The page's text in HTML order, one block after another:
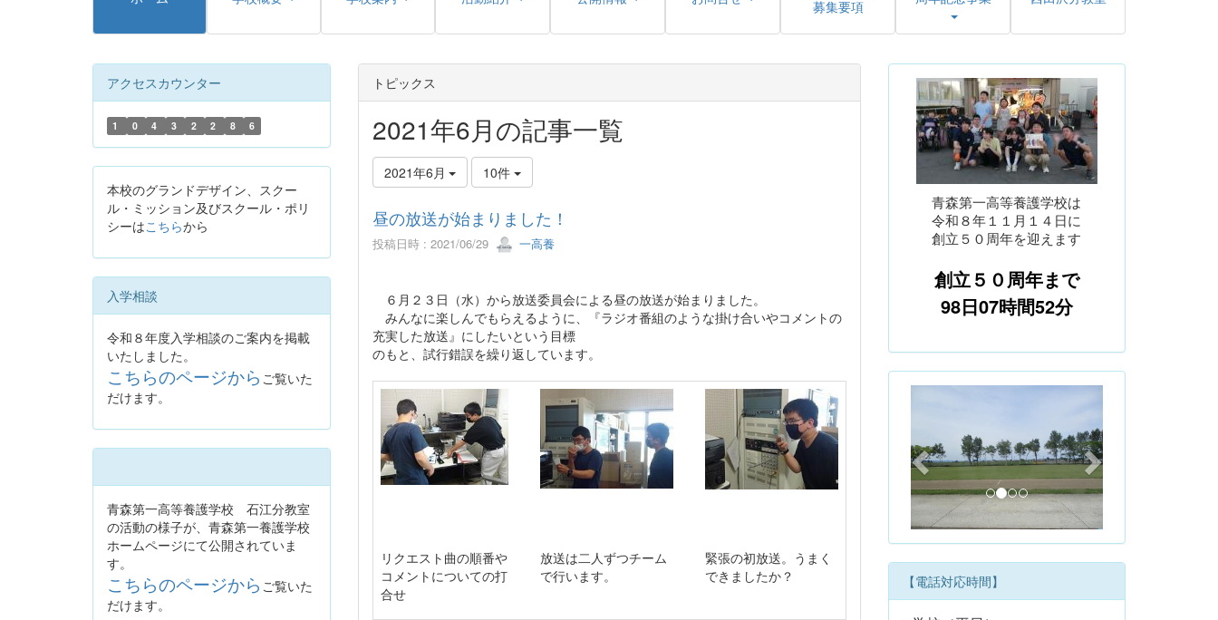
募集要項
トピックス
2021年6月の記事一覧
2021年6月 10件
昼の放送が始まりました！
投稿日時 : 2021/06/29 一高養
６月２３日（水）から放送委員会による昼の放送が始まりました。
みんなに楽しんでもらえるように、『ラジオ番組のような掛け合いやコメントの
充実した放送』にしたいという目標
のもと、試行錯誤を繰り返しています。
リクエスト曲の順番や
コメントについての打
合せ
放送は二人ずつチーム
で行います。
緊張の初放送。うまく
できましたか？
アクセスカウンター
1 0 4 3 2 2 8 6
本校のグランドデザイン、スクー
ル・ミッション及びスクール・ポリ
シーはこちらから
入学相談
令和８年度入学相談のご案内を掲載
いたしました。
こちらのページから ご覧いた
だけます。
青森第一高等養護学校 石江分教室
の活動の様子が、青森第一養護学校
ホームページにて公開されていま
す。
こちらのページから ご覧いた
だけます。
青森第一高等養護学校は
令和８年１１月１４日に
創立５０周年を迎えます
創立５０周年まで
98日07時間52分
e
v
i
o
u
s
e
x
t
【電話対応時間】